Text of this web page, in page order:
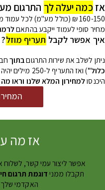
אזכמה יעלה לך התרגום
160-150 ₪ (כולל מע"מ) לכל עמוד מודפס (250 מילים) – עמוד המקור.
מחיר סופי לעמוד ייקבע בהתאם
איך אפשר לקבל תעריף מוזל?
ניתן לשלב את שירות התרגוםבתוך
כלול") ואז התעריף ל-250 מילים יהיה זול יותר: 155-148 ₪ (כולל מע"מ).
היכנסולמחירון המלא שלנו וראו
אז מה
אפשר ליצור עמי קשר,
תקבלו ממני דוגמת תרגום
האקדמי שלך